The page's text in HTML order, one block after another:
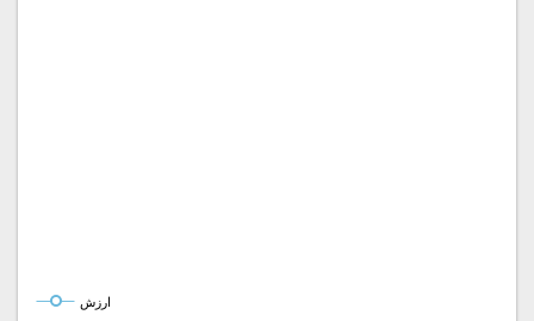
ارزش